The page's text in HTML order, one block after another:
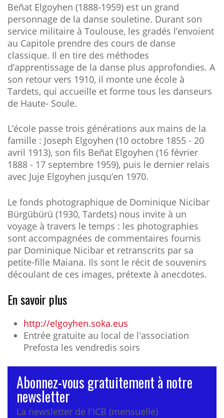
Beñat Elgoyhen (1888-1959) est un grand
personnage de la danse souletine. Durant son
service militaire à Toulouse, les gradés l’envoient
au Capitole prendre des cours de danse
classique. Il en tire des méthodes
d’apprentissage de la danse plus approfondies. A
son retour vers 1910, il monte une école à
Tardets, qui accueille et forme tous les danseurs
de Haute- Soule.
L’école passe trois générations aux mains de la
famille : Joseph Elgoyhen (10 octobre 1855 - 20
avril 1913), son fils Beñat Elgoyhen (16 février
1888 - 17 septembre 1959), puis le dernier relais
avec Juje Elgoyhen jusqu’en 1970.
Le fonds photographique de Dominique Nicibar
Bürgübürü (1930, Tardets) nous invite à un
voyage à travers le temps : les photographies
sont accompagnées de commentaires fournis
par Dominique Nicibar et retranscrits par sa
petite-fille Maiana. Ils sont le récit de souvenirs
découlant de ces images, prétexte à anecdotes.
En savoir plus
http://elgoyhen.soka.eus
Entrée gratuite au local de l'association
Prefosta les vendredis soirs
Abonnez-vous gratuitement à notre
newsletter
La newsletter de l'ICB (mensuelle)